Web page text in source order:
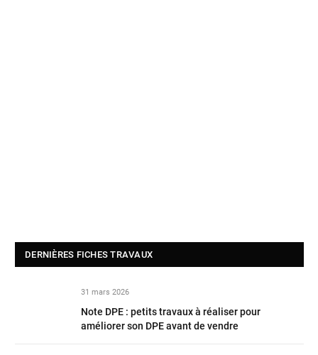
DERNIÈRES FICHES TRAVAUX
31 mars 2026
Note DPE : petits travaux à réaliser pour
améliorer son DPE avant de vendre